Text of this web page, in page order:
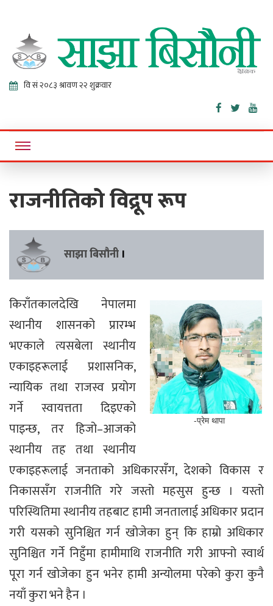
Sajha
Bisaunee
Online News Portal
राजनीतिको विद्रूप रूप
साझा बिसौनी ।
-प्रेम थापा
किराँतकालदेखि नेपालमा
स्थानीय शासनको प्रारम्भ
भएकाले त्यसबेला स्थानीय
एकाइहरूलाई प्रशासनिक,
न्यायिक तथा राजस्व प्रयोग
गर्ने स्वायत्तता दिइएको
पाइन्छ, तर हिजो–आजको
स्थानीय तह तथा स्थानीय
एकाइहरूलाई जनताको अधिकारसँग, देशको विकास र
निकाससँग राजनीति गरे जस्तो महसुस हुन्छ । यस्तो
परिस्थितिमा स्थानीय तहबाट हामी जनतालाई अधिकार प्रदान
गरी यसको सुनिश्चित गर्न खोजेका हुन् कि हाम्रो अधिकार
सुनिश्चित गर्ने निहुँमा हामीमाथि राजनीति गरी आफ्नो स्वार्थ
पूरा गर्न खोजेका हुन भनेर हामी अन्योलमा परेको कुरा कुनै
नयाँ कुरा भने हैन ।